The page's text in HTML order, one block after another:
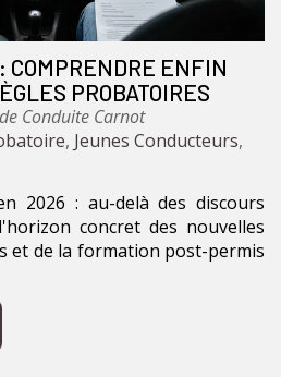
COMPRENDRE ENFIN
PROBATOIRES
Conduite Carnot
, Jeunes Conducteurs,
2026 : au-delà des discours
concret des nouvelles
et de la formation post-permis